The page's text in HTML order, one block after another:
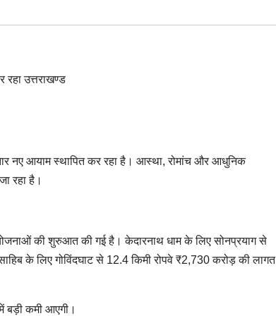
नए आयाम स्थापित कर रहा है। आस्था, रोमांच और आधुनिक
रहा है।
की शुरुआत की गई है। केदारनाथ धाम के लिए सोनप्रयाग से
के लिए गोविंदघाट से 12.4 किमी रोपवे ₹2,730 करोड़ की लागत
बड़ी कमी आएगी।